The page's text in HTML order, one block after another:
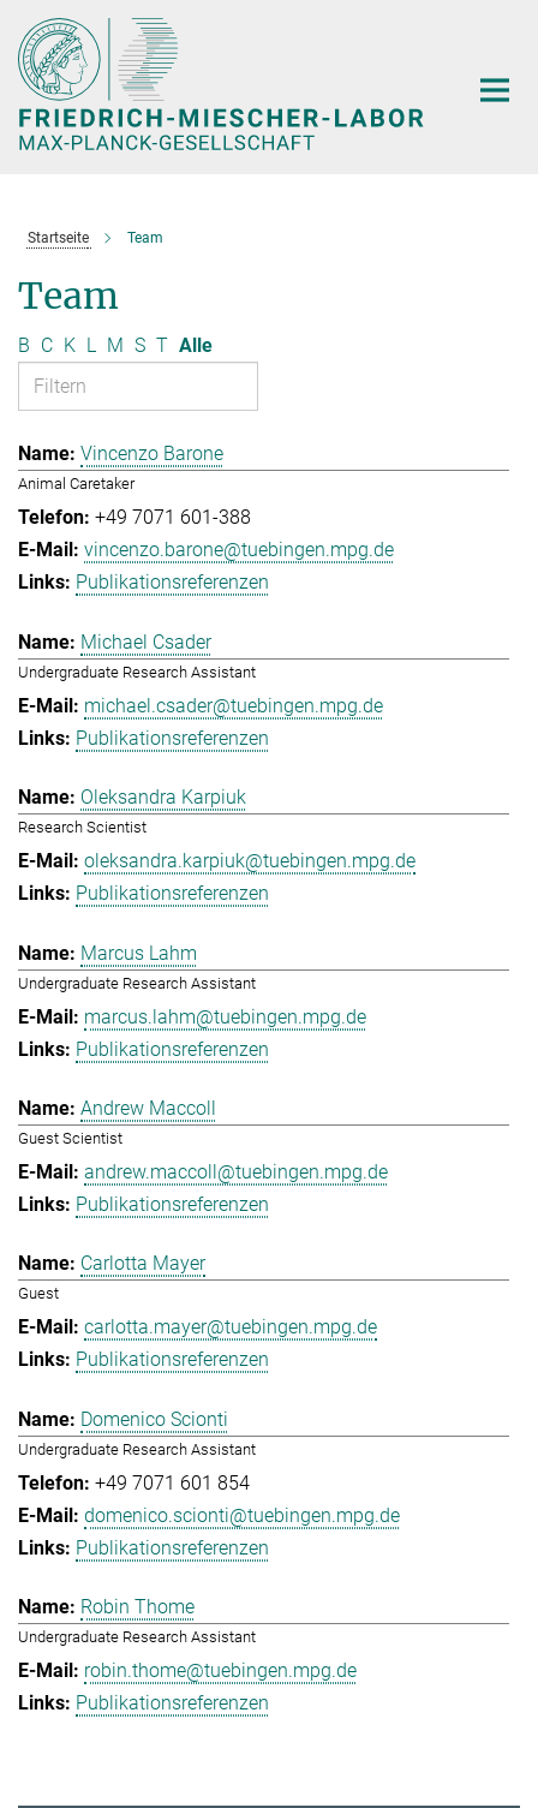
Hauptinhalt
Startseite Team
Team
B C K L M S T Alle
Vincenzo Barone
Animal Caretaker
+49 7071 601-388
vincenzo.barone@tuebingen.mpg.de
Publikationsreferenzen
Michael Csader
Undergraduate Research Assistant
michael.csader@tuebingen.mpg.de
Publikationsreferenzen
Oleksandra Karpiuk
Research Scientist
oleksandra.karpiuk@tuebingen.mpg.de
Publikationsreferenzen
Marcus Lahm
Undergraduate Research Assistant
marcus.lahm@tuebingen.mpg.de
Publikationsreferenzen
Andrew Maccoll
Guest Scientist
andrew.maccoll@tuebingen.mpg.de
Publikationsreferenzen
Carlotta Mayer
Guest
carlotta.mayer@tuebingen.mpg.de
Publikationsreferenzen
Domenico Scionti
Undergraduate Research Assistant
+49 7071 601 854
domenico.scionti@tuebingen.mpg.de
Publikationsreferenzen
Robin Thome
Undergraduate Research Assistant
robin.thome@tuebingen.mpg.de
Publikationsreferenzen